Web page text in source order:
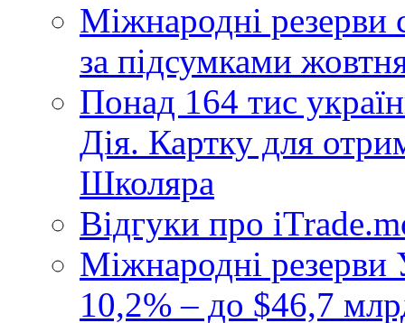
Міжнародні
за підсумками
Понад 164 тис
Дія. Картку для
Школяра
Відгуки про
Міжнародні резерви
10,2% – до $46,7